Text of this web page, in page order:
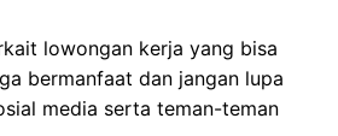
lowongan kerja yang bisa
bermanfaat dan jangan lupa
media serta teman-teman